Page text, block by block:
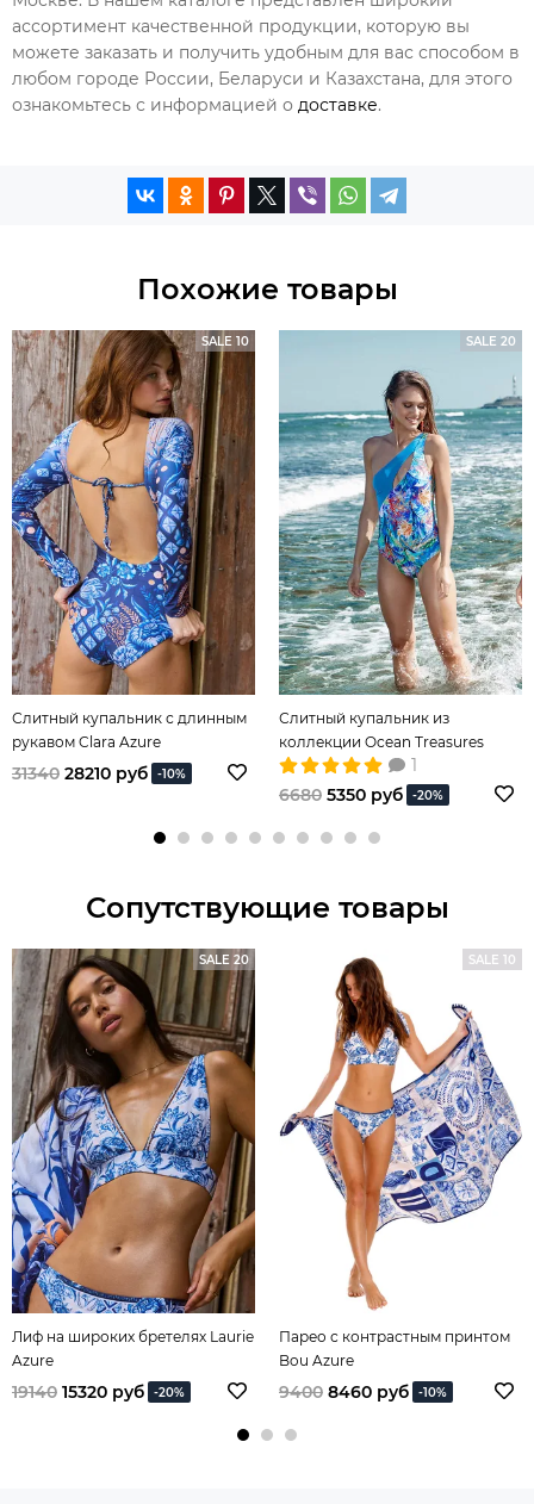
ассортимент качественной продукции, которую вы
можете заказать и получить удобным для вас способом в
любом городе России, Беларуси и Казахстана, для этого
ознакомьтесь с информацией о доставке.
Похожие товары
SALE 10
Слитный купальник с длинным
рукавом Clara Azure
31340 28210 руб -10%
SALE 20
Слитный купальник из
коллекции Ocean Treasures
1
6680 5350 руб -20%
Сопутствующие товары
SALE 20
Лиф на широких бретелях Laurie
Azure
19140 15320 руб -20%
SALE 10
Парео с контрастным принтом
Bou Azure
9400 8460 руб -10%